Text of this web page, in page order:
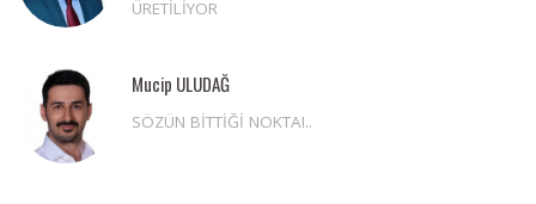
ÜRETİLİYOR
Mucip ULUDAĞ
SÖZÜN BİTTİĞİ NOKTA!..